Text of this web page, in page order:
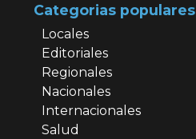
Categorias populares
Locales
Editoriales
Regionales
Nacionales
Internacionales
Salud